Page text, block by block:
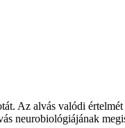
Az alvás valódi
neurobiológiájának